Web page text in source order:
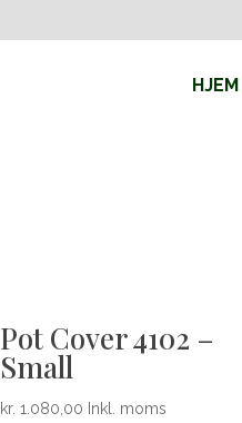
HJEM
Pot Cover 4102 –
Small
kr. 1.080,00 Inkl. moms